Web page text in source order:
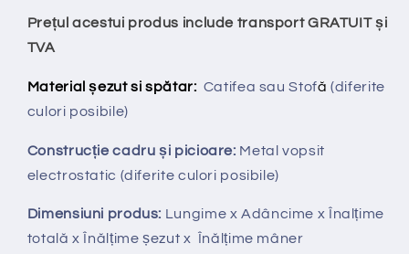
Prețul acestui produs include transport GRATUIT și
TVA
Material șezut si spătar: Catifea sau Stofă (diferite
culori posibile)
Construcție cadru și picioare: Metal vopsit
electrostatic (diferite culori posibile)
Dimensiuni produs: Lungime x Adâncime x Înalțime
totală x Înălțime șezut x Înălțime mâner